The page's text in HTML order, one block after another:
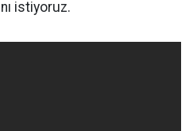
istiyoruz.